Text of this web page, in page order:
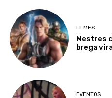
FILMES
Mestres
brega
EVENTOS